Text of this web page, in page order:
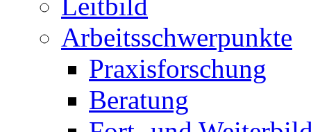
Leitbild
Arbeitsschwerpunkte
Praxisforschung
Beratung